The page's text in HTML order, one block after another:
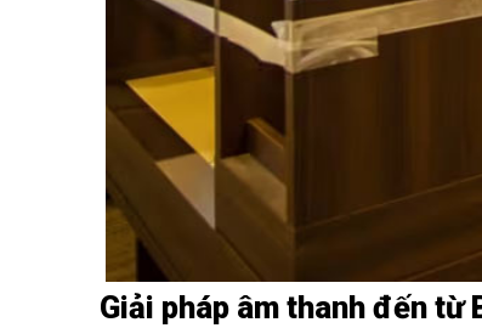
Giải pháp âm thanh đến